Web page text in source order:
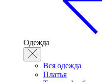
Одежда
Вся одежда
Платья